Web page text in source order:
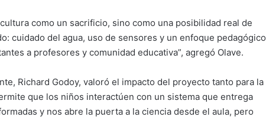
como un sacrificio, sino como una posibilidad real de
cuidado del agua, uso de sensores y un enfoque pedagógico
a profesores y comunidad educativa”, agregó Olave.
Richard Godoy, valoró el impacto del proyecto tanto para la
que los niños interactúen con un sistema que entrega
y nos abre la puerta a la ciencia desde el aula, pero